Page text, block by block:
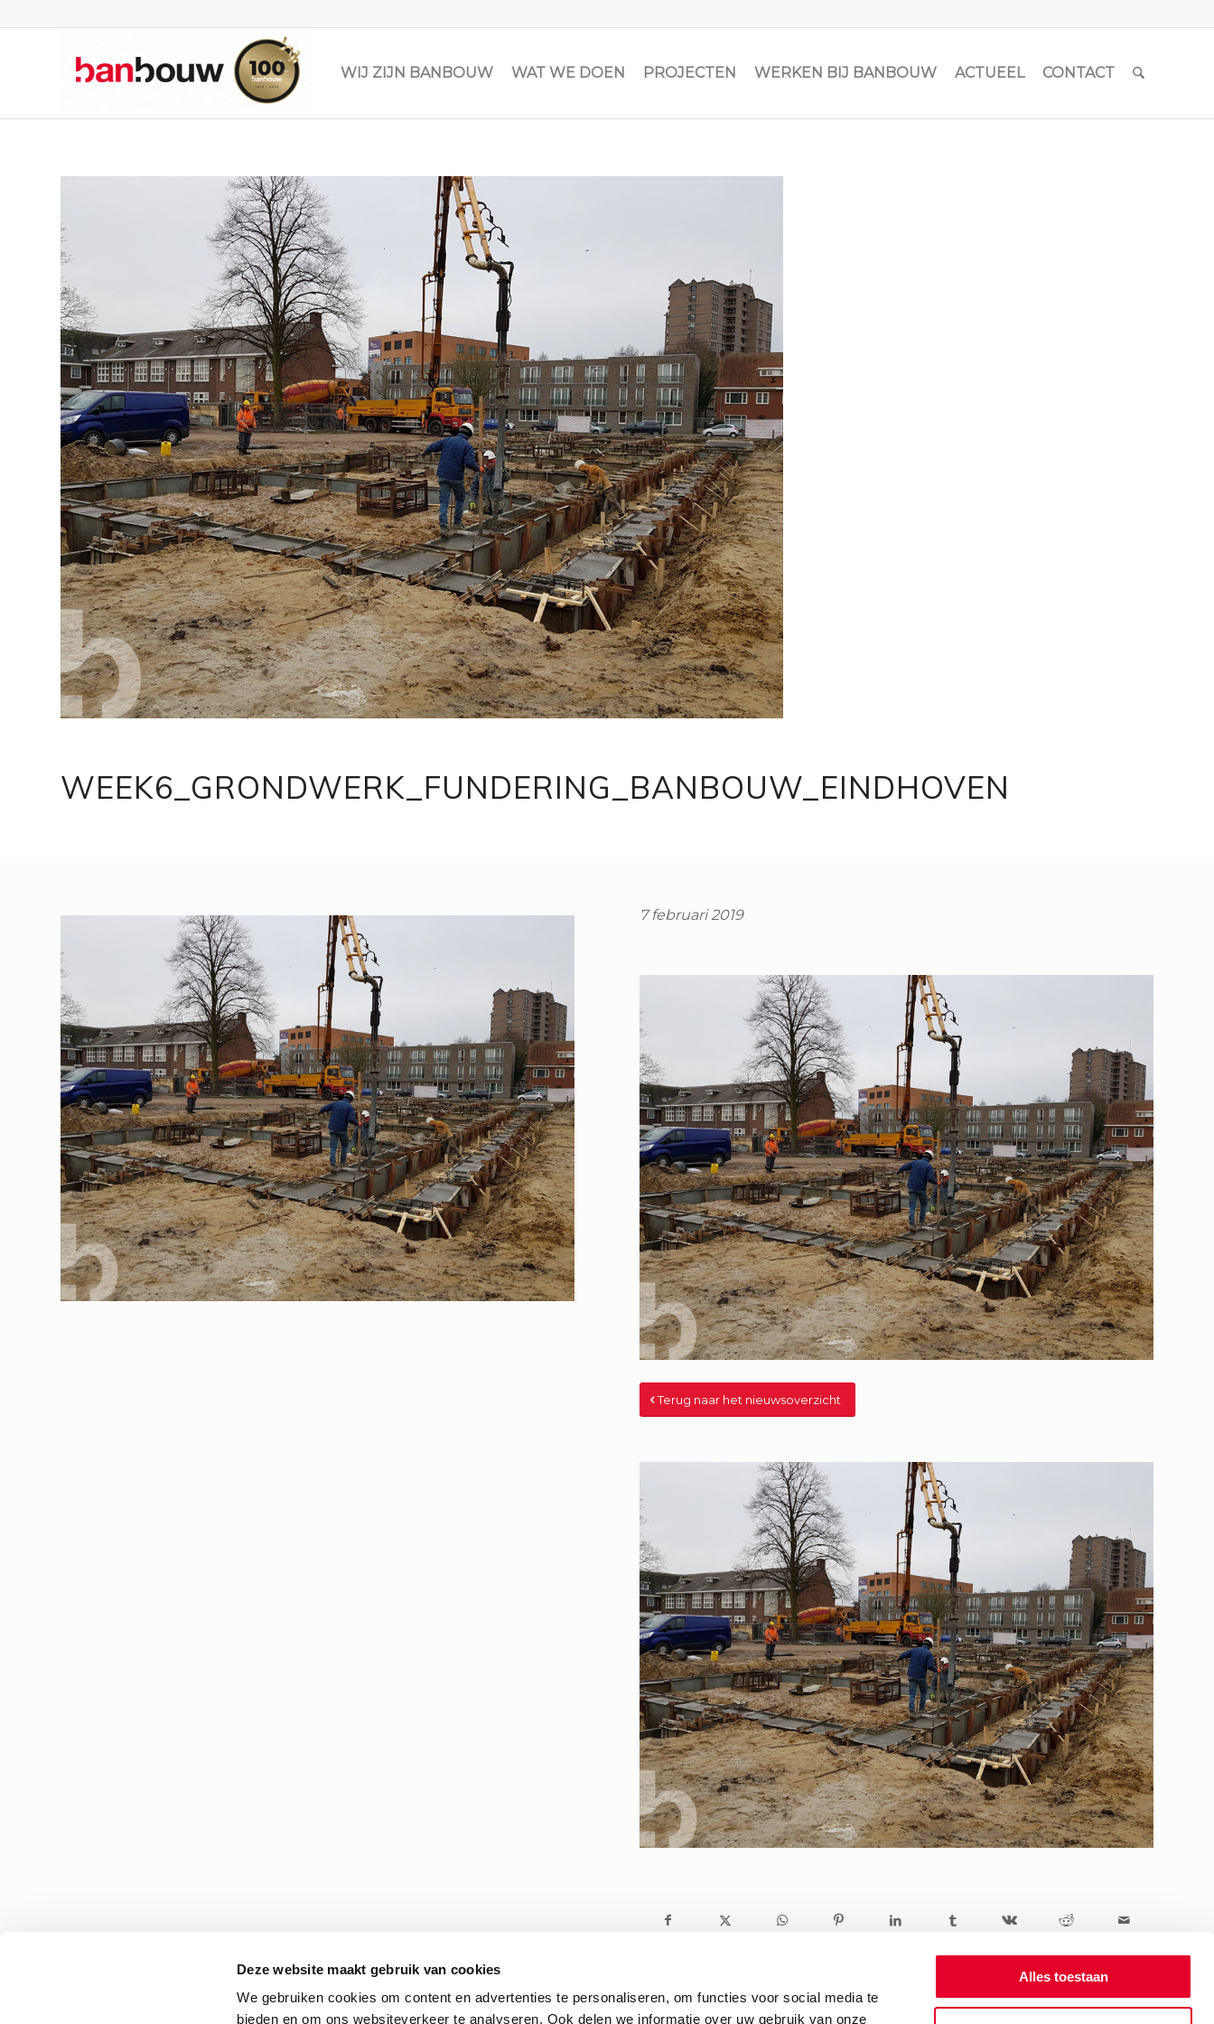
Deze website maakt gebruik van cookies
We gebruiken cookies om content en advertenties te personaliseren, om functies voor social media te
bieden en om ons websiteverkeer te analyseren. Ook delen we informatie over uw gebruik van onze
Alles toestaan
WIJ ZIJN BANBOUW WAT WE DOEN PROJECTEN WERKEN BIJ BANBOUW ACTUEEL CONTACT
WEEK6_GRONDWERK_FUNDERING_BANBOUW_EINDHOVEN
7 februari 2019
Terug naar het nieuwsoverzicht